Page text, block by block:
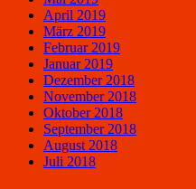
April 2019
März 2019
Februar 2019
Januar 2019
Dezember 2018
November 2018
Oktober 2018
September 2018
August 2018
Juli 2018